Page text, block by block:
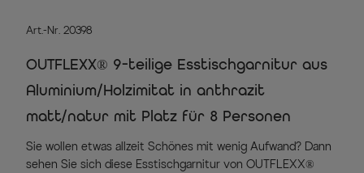
Art.-Nr. 20398
OUTFLEXX® 9-teilige Esstischgarnitur aus
Aluminium/Holzimitat in anthrazit
matt/natur mit Platz für 8 Personen
Sie wollen etwas allzeit Schönes mit wenig Aufwand? Dann
sehen Sie sich diese Esstischgarnitur von OUTFLEXX®